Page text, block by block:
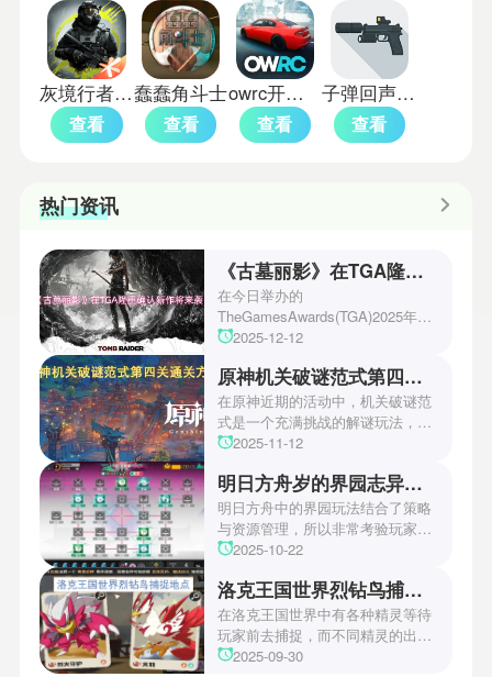
灰境行者测试版
查看
蠢蠢角斗士
查看
owrc开放世界赛车国际服
查看
子弹回声中文版
查看
热门资讯
《古墓丽影》在TGA隆重确认新作将来袭！
在今日举办的
TheGamesAwards(TGA)2025年度
游戏颁奖典礼中，古墓丽影系列公
场资讯让众多玩家们都非常期待！
本次官方也宣布游戏将于2027年登
陆PS5、Xbox以及PC平台！有兴
趣的玩家们可以继续留守鲶鱼网！
2025-12-12
原神机关破谜范式第四关通关方法
在原神近期的活动中，机关破谜范
式是一个充满挑战的解谜玩法，其
中第四关是许多玩家遇到困难的地
机关破谜范式第四关通关方法，助
玩家们能够顺利通关！有兴趣的玩
家们快来一起看看吧！
2025-11-12
明日方舟岁的界园志异攻略
明日方舟中的界园玩法结合了策略
与资源管理，所以非常考验玩家的
操作和规划能力。游戏里拥有先
丰富多样的角色体系足以满足不同
战术需求。电表倒转是界园中的核
心挑战之一，玩家需合理利用通宝
和特殊钱币进行资源转换。明日方
2025-10-22
洛克王国世界烈钻鸟捕捉地点
在洛克王国世界中有各种精灵等待
玩家前去捕捉，而不同精灵的出现
地点和捕捉方式也各不相同。有少
2025-09-30